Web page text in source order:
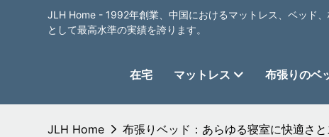
JLH Home - 1992年創業、中国におけるマットレス、ベッド
として最高水準の実績を誇ります。
在宅 マットレス 布張りのベ
JLH Home 布張りベッド：あらゆる寝室に快適さ